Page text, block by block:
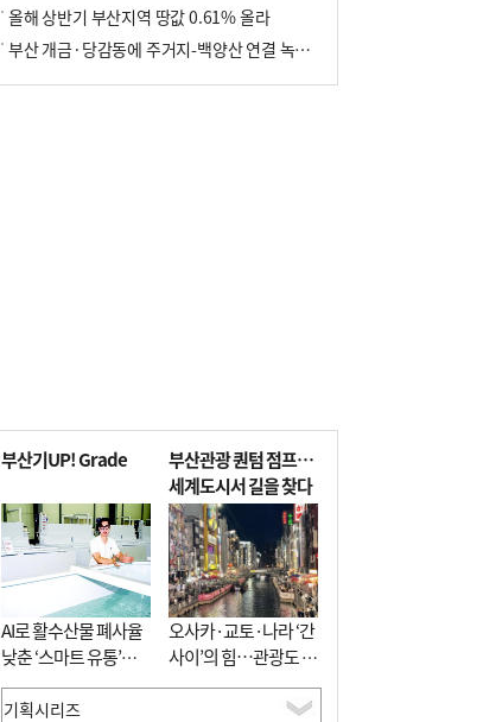
올해 상반기 부산지역 땅값 0.61% 올라
부산 개금·당감동에 주거지-백양산 연결 녹지 조성
부산기UP! Grade
AI로 활수산물 폐사율
낮춘 ‘스마트 유통’…
사막·산악지대 수출
도전
부산관광 퀀텀 점프…
세계도시서 길을 찾다
오사카·교토·나라 ‘간
사이’의 힘…관광도 뭉
쳐야 흥한다